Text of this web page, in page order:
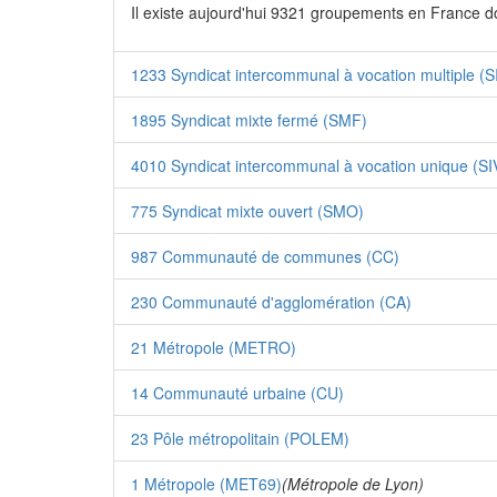
Il existe aujourd'hui 9321 groupements en France
1233 Syndicat intercommunal à vocation multiple
1895 Syndicat mixte fermé (SMF)
4010 Syndicat intercommunal à vocation unique
775 Syndicat mixte ouvert (SMO)
987 Communauté de communes (CC)
230 Communauté d'agglomération (CA)
21 Métropole (METRO)
14 Communauté urbaine (CU)
23 Pôle métropolitain (POLEM)
1 Métropole (MET69)(Métropole de Lyon)